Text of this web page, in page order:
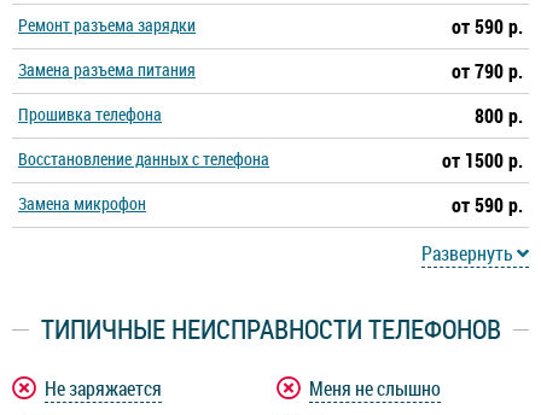
Ремонт разъема зарядки от 590 р.
Замена разъема питания от 790 р.
Прошивка телефона 800 р.
Восстановление данных с телефона от 1500 р.
Замена микрофон
от 590 р.
Развернуть
ТИПИЧНЫЕ НЕИСПРАВНОСТИ ТЕЛЕФОНОВ
Не заряжается
Меня не слышно